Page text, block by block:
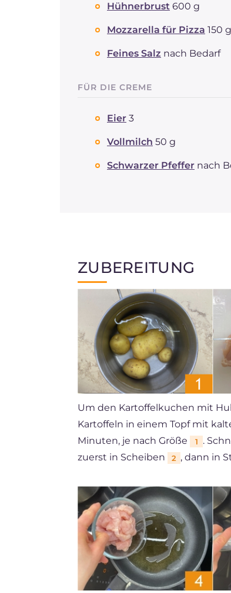
Hühnerbrust 600 g
Mozzarella für Pizza 150 g
Feines Salz nach Bedarf
FÜR DIE CREME
Eier 3
Vollmilch 50 g
Schwarzer Pfeffer nach
ZUBEREITUNG
Um den Kartoffelkuchen mit
Kartoffeln in einem Topf mit
Minuten, je nach Größe
1
.
zuerst in Scheiben
2 , dann in